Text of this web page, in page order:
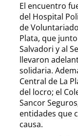
El encuentro
del Hospital
de
Plata, que
Salvadori y al
llevaron
solidaria.
Central de La
del locro; el
Sancor
entidades que
causa.